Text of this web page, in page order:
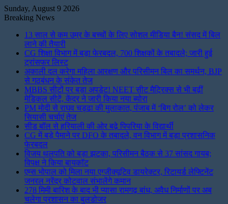
Sunday, August 9 2026
Breaking News
13 साल से कम उम्र के बच्चों के लिए सोशल मीडिया बैन! संसद में बिल
लाने की तैयारी
CG शिक्षा विभाग में बड़ा फेरबदल, 700 शिक्षकों के तबादले; जारी हुई
ट्रांसफर लिस्ट
अकाली दल करेगा महिला आरक्षण और परिसीमन बिल का समर्थन, BJP
से गठबंधन के संकेत तेज
MBBS सीटों पर बड़ा अपडेट! NEET सीट मैट्रिक्स से भी बढ़ीं
मेडिकल सीटें, केंद्र ने जारी किया नया ब्योरा
PM मोदी से राघव चड्ढा की मुलाकात, पंजाब में ‘बिग रोल’ को लेकर
सियासी चर्चाएं तेज
सीड बॉल से हरियाली की ओर बढ़े पिपरिया के विद्यार्थी
CG में बड़े पैमाने पर DFO के तबादले, वन विभाग में बड़ा प्रशासनिक
फेरबदल
विजय थलपति को बड़ा झटका, परिसीमन बैठक से 37 सांसद गायब;
विपक्ष ने किया बायकॉट
एम्स भोपाल को मिला नया एग्जीक्यूटिव डायरेक्टर, रिटायर्ड लेफ्टिनेंट
जनरल नरेंद्र कोटवाल संभालेंगे कमान
278 मिमी बारिश के बाद भी प्यासा रामगढ़ बांध, अवैध निर्माणों पर अब
चलेगा प्रशासन का बुलडोजर